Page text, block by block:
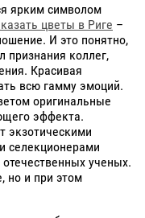
ярким символом
цветы в Риге –
И это понятно,
признания коллег,
Красивая
всю гамму эмоций.
оригинальные
эффекта.
экзотическими
селекционерами
ученых.
но и при этом